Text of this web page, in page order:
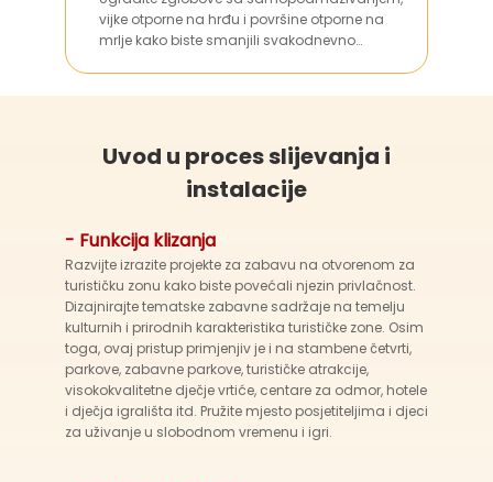
vijke otporne na hrđu i površine otporne na
mrlje kako biste smanjili svakodnevno
Uvod u proces slijevanja i
instalacije
- Funkcija klizanja
Razvijte izrazite projekte za zabavu na otvorenom za
turističku zonu kako biste povećali njezin privlačnost.
Dizajnirajte tematske zabavne sadržaje na temelju
kulturnih i prirodnih karakteristika turističke zone. Osim
toga, ovaj pristup primjenjiv je i na stambene četvrti,
parkove, zabavne parkove, turističke atrakcije,
visokokvalitetne dječje vrtiće, centare za odmor, hotele
i dječja igrališta itd. Pružite mjesto posjetiteljima i djeci
za uživanje u slobodnom vremenu i igri.